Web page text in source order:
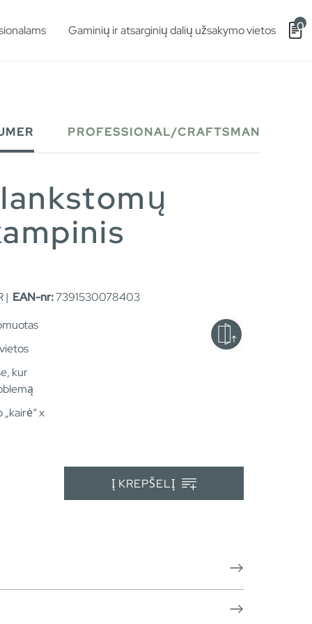
Gaminių ir atsarginių dalių užsakymo vietos 0
PROFESSIONAL/CRAFTSMAN
| EAN-nr:7391530078403
kur
x
Į KREPŠELĮ